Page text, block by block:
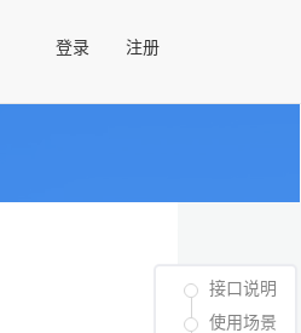
登录 注册
接口说明
使用场景